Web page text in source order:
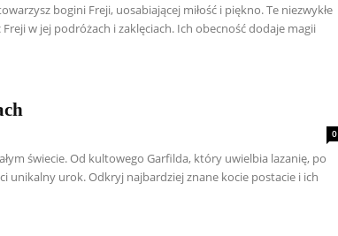
bogini Freji, uosabiającej miłość i piękno. Te niezwykłe
w jej podróżach i zaklęciach. Ich obecność dodaje magii
0
świecie. Od kultowego Garfilda, który uwielbia lazanię, po
unikalny urok. Odkryj najbardziej znane kocie postacie i ich